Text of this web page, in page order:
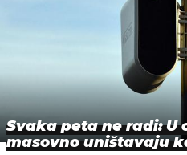
Svaka peta ne radi: U
masovno uništavaju